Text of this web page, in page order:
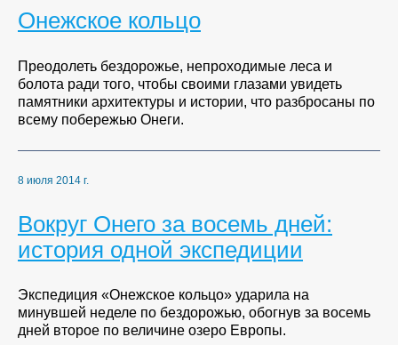
Онежское кольцо
Преодолеть бездорожье, непроходимые леса и
болота ради того, чтобы своими глазами увидеть
памятники архитектуры и истории, что разбросаны по
всему побережью Онеги.
8 июля 2014 г.
Вокруг Онего за восемь дней:
история одной экспедиции
Экспедиция «Онежское кольцо» ударила на
минувшей неделе по бездорожью, обогнув за восемь
дней второе по величине озеро Европы.